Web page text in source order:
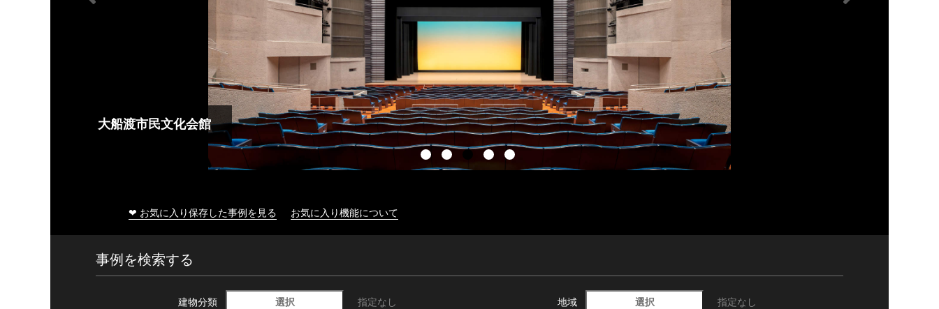
大船渡市民文化会館
❤ お気に入り保存した事例を見る お気に入り機能について
事例を検索する
建物分類 選択 指定なし 地域 選択 指定なし